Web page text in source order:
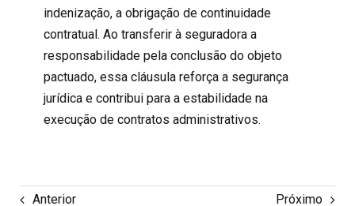
indenização, a obrigação de continuidade
contratual. Ao transferir à seguradora a
responsabilidade pela conclusão do objeto
pactuado, essa cláusula reforça a segurança
jurídica e contribui para a estabilidade na
execução de contratos administrativos.
Anterior Próximo